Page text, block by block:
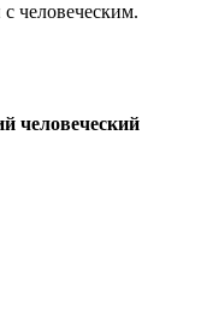
человеческим.
человеческий